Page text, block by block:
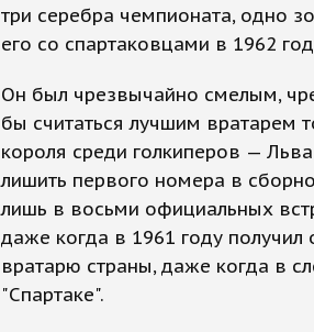
три серебра чемпионата, одно
его со спартаковцами в 1962
Он был чрезвычайно смелым,
бы считаться лучшим вратарем
короля среди голкиперов —
лишить первого номера в
лишь в восьми официальных
даже когда в 1961 году получил
вратарю страны, даже когда в
"Спартаке".